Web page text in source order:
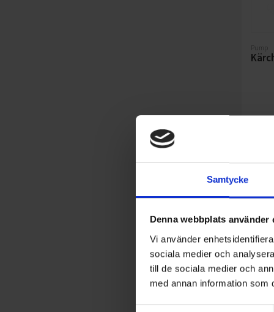
Samtycke
Denna webbplats använder
Vi använder
sociala medier och
till de sociala medier och
med annan information som
Pump